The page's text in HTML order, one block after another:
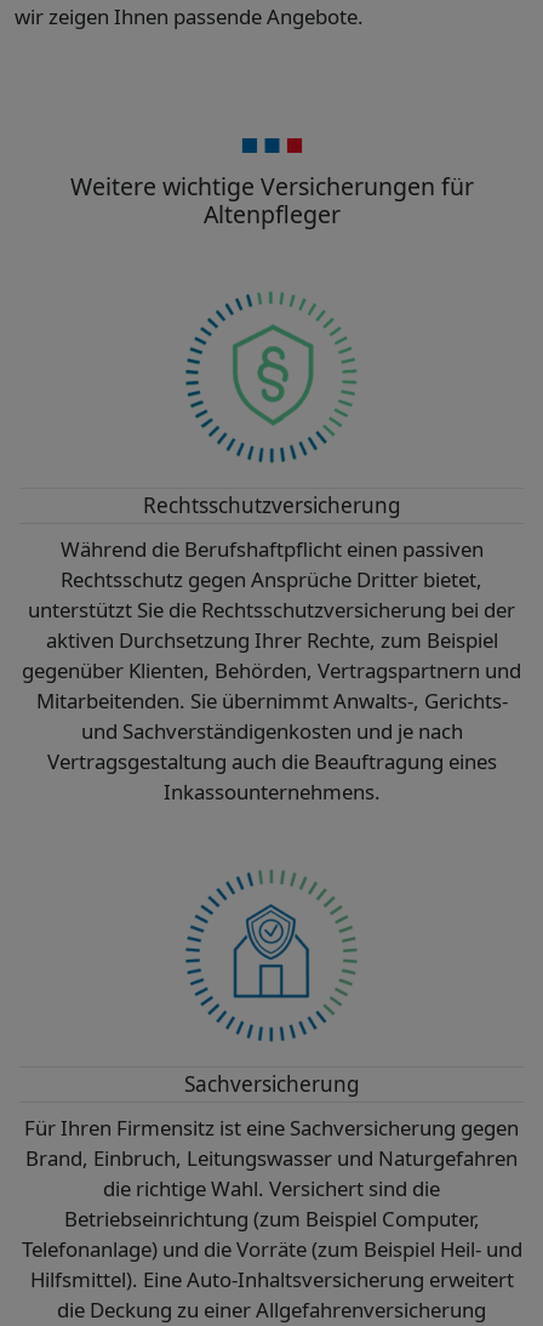
wir zeigen Ihnen passende Angebote.
Weitere wichtige Versicherungen für
Altenpfleger
Rechtsschutzversicherung
Während die Berufshaftpflicht einen passiven
Rechtsschutz gegen Ansprüche Dritter bietet,
unterstützt Sie die Rechtsschutzversicherung bei der
aktiven Durchsetzung Ihrer Rechte, zum Beispiel
gegenüber Klienten, Behörden, Vertragspartnern und
Mitarbeitenden. Sie übernimmt Anwalts-, Gerichts-
und Sachverständigenkosten und je nach
Vertragsgestaltung auch die Beauftragung eines
Inkassounternehmens.
Sachversicherung
Für Ihren Firmensitz ist eine Sachversicherung gegen
Brand, Einbruch, Leitungswasser und Naturgefahren
die richtige Wahl. Versichert sind die
Betriebseinrichtung (zum Beispiel Computer,
Telefonanlage) und die Vorräte (zum Beispiel Heil- und
Hilfsmittel). Eine Auto-Inhaltsversicherung erweitert
die Deckung zu einer Allgefahrenversicherung